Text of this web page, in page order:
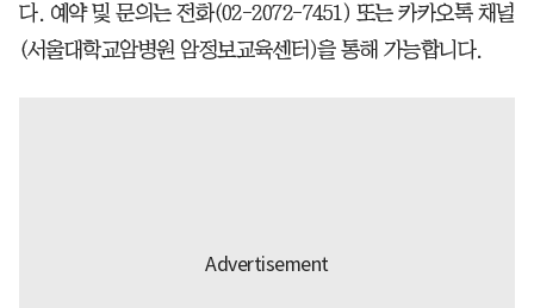
다. 예약 및 문의는 전화(02-2072-7451) 또는 카카오톡 채널
(서울대학교암병원 암정보교육센터)을 통해 가능합니다.